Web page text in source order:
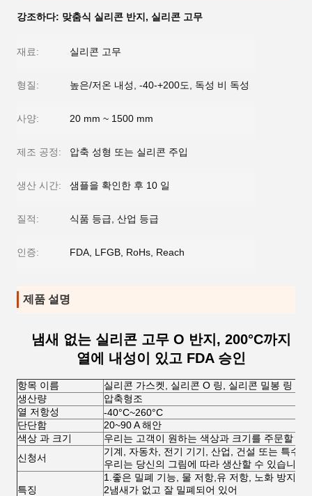
강조하다: 맞춤식 실리콘 반지 , 실리콘 고무
재료: 실리콘 고무
형질: 높은/저온 내성, -40-+200도, 독성 비 독성
사양: 20 mm ~ 1500 mm
제조 공정: 압축 성형 또는 실리콘 주입
생산 시간: 샘플을 확인한 후 10 일
질적: 식품 등급, 산업 등급
인증: FDA, LFGB, RoHs, Reach
제품 설명
냄새 없는 실리콘 고무 O 반지, 200°C까지
열에 내성이 있고 FDA 승인
항목 이름
실리콘 가스켓, 실리콘 O 링, 실리콘 밀봉 링
생산량
압축형조
열 저항성
-40°C~260°C
단단함
20~90 A 해안
색상 과 크기
우리는 고객이 원하는 색상과 크기를 주문할 수
신청서
기계, 자동차, 전기 기기, 산업, 건설 또는 특수
우리는 당신의 그림에 따라 생산할 수 있습니다
특징
1.좋은 밀폐 기능, 물 저항,유 저항, 노화 방지,
2냄새가 없고 잘 밀폐되어 있어